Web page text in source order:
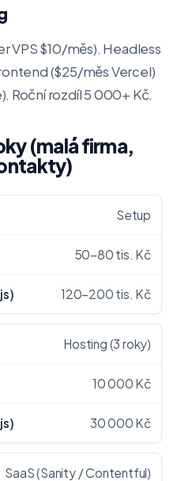
VPS $10/měs). Headless
($25/měs Vercel)
Roční rozdíl 5 000+ Kč.
(malá firma,
Setup
50–80 tis. Kč
120–200 tis. Kč
Hosting (3 roky)
10 000 Kč
30 000 Kč
SaaS (Sanity / Contentful)